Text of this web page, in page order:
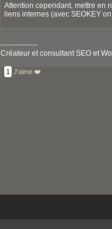
Attention cependant, mettre en
liens internes (avec SEOKEY
---------------
Créateur et consultant SEO et
1 J'aime ❤️